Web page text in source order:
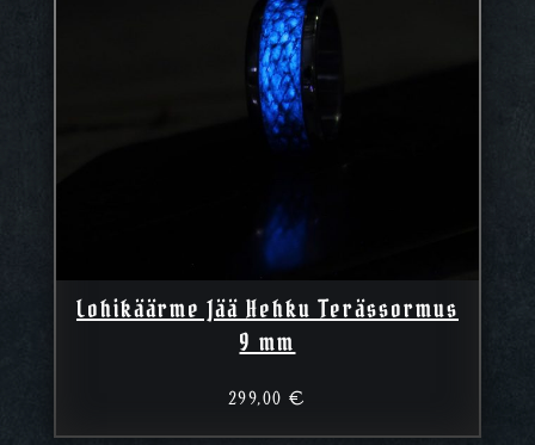
Lohikäärme Jää Hehku Terässormus
9 mm
299,00€